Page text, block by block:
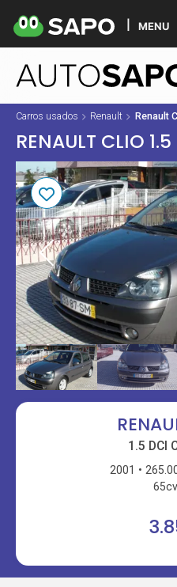
MENU
Carros usados Renault Renault
RENAULT CLIO
1.5 DCI
2001
65cv